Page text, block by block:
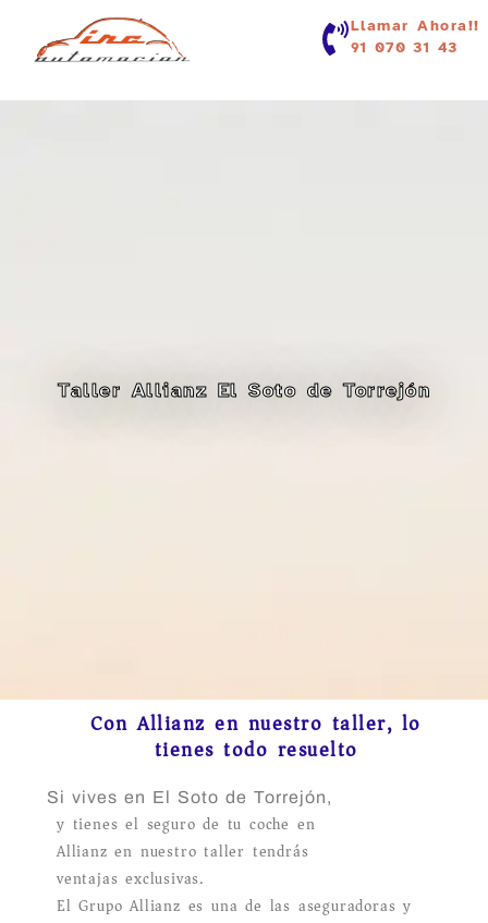
Llamar Ahora!!
91 070 31 43
Taller Allianz El Soto de Torrejón
Con Allianz en nuestro taller, lo
tienes todo resuelto
Si vives en El Soto de Torrejón,
y tienes el seguro de tu coche en
Allianz en nuestro taller tendrás
ventajas exclusivas.
El Grupo Allianz es una de las aseguradoras y